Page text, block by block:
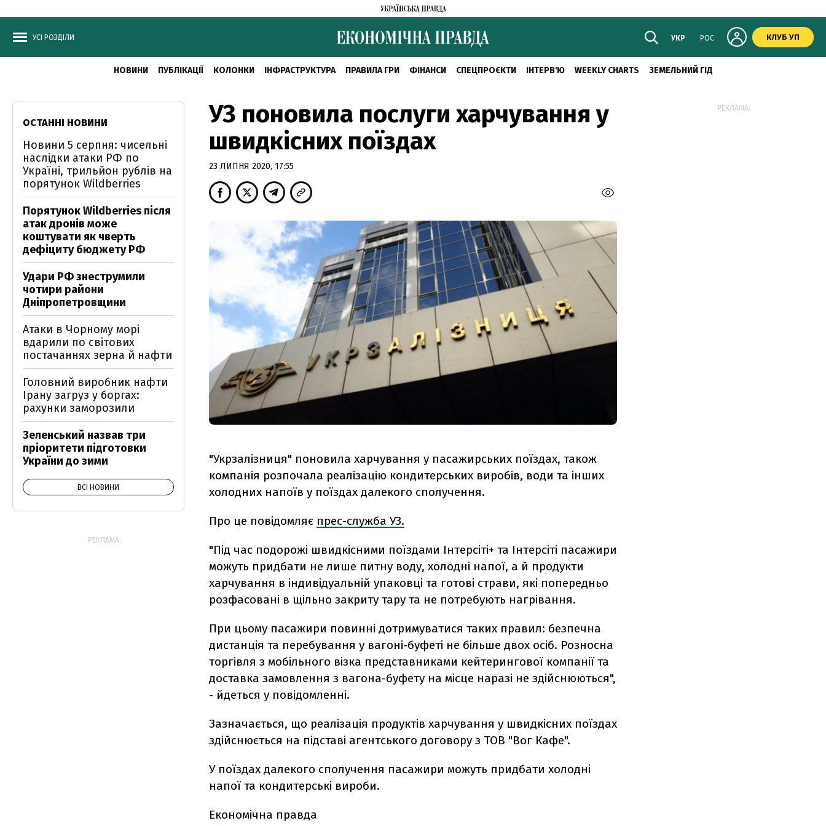
УСІ РОЗДІЛИ УКР РОС КЛУБ УП
НОВИНИ ПУБЛІКАЦІЇ КОЛОНКИ ІНФРАСТРУКТУРА ПРАВИЛА ГРИ ФІНАНСИ СПЕЦПРОЄКТИ ІНТЕРВ'Ю WEEKLY CHARTS ЗЕМЕЛЬНИЙ ГІД
УЗ поновила послуги харчування у
швидкісних поїздах
23 ЛИПНЯ 2020, 17:55
"Укрзалізниця" поновила харчування у пасажирських поїздах, також
компанія розпочала реалізацію кондитерських виробів, води та інших
холодних напоїв у поїздах далекого сполучення.
Про це повідомляє прес-служба УЗ.
"Під час подорожі швидкісними поїздами Інтерсіті+ та Інтерсіті пасажири
можуть придбати не лише питну воду, холодні напої, а й продукти
харчування в індивідуальній упаковці та готові страви, які попередньо
розфасовані в щільно закриту тару та не потребують нагрівання.
При цьому пасажири повинні дотримуватися таких правил: безпечна
дистанція та перебування у вагоні-буфеті не більше двох осіб. Розносна
торгівля з мобільного візка представниками кейтерингової компанії та
доставка замовлення з вагона-буфету на місце наразі не здійснюються",
- йдеться у повідомленні.
Зазначається, що реалізація продуктів харчування у швидкісних поїздах
здійснюється на підставі агентського договору з ТОВ "Вог Кафе".
У поїздах далекого сполучення пасажири можуть придбати холодні
напої та кондитерські вироби.
Економічна правда
ОСТАННІ НОВИНИ
Новини 5 серпня: чисельні
наслідки атаки РФ по
Україні, трильйон рублів на
порятунок Wildberries
Порятунок Wildberries після
атак дронів може
коштувати як чверть
дефіциту бюджету РФ
Удари РФ знеструмили
чотири райони
Дніпропетровщини
Атаки в Чорному морі
вдарили по світових
постачаннях зерна й нафти
Головний виробник нафти
Ірану загруз у боргах:
рахунки заморозили
Зеленський назвав три
пріоритети підготовки
України до зими
ВСІ НОВИНИ
РЕКЛАМА:
РЕКЛАМА: